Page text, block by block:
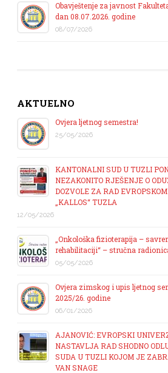
Obavještenje za javnost
dan 08.07.2026. godine
08/07/2026
AKTUELNO
Ovjera ljetnog semestra!
25/05/2026
KANTONALNI SUD U TUZLI
NEZAKONITO RJEŠENJE O
DOZVOLE ZA RAD
„KALLOS“ TUZLA
12/05/2026
„Onkološka fizioterapija –
rehabilitaciji“ – stručna
05/05/2026
Ovjera zimskog i upis ljetnog
2025/26. godine
06/01/2026
AJANOVIĆ: EVROPSKI
NASTAVLJA RAD SHODNO
SUDA U TUZLI KOJOM JE
VAN SNAGE